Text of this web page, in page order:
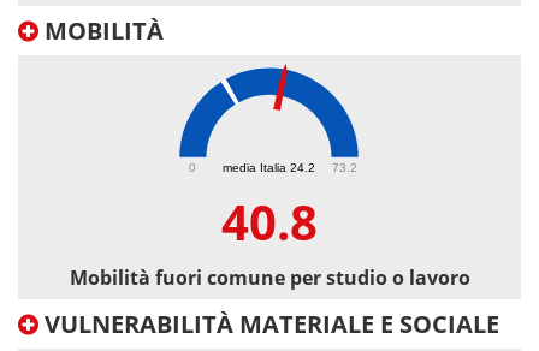
MOBILITÀ
media Italia 24.2
0 73.2
40.8
Mobilità fuori comune per studio o lavoro
VULNERABILITÀ MATERIALE E SOCIALE